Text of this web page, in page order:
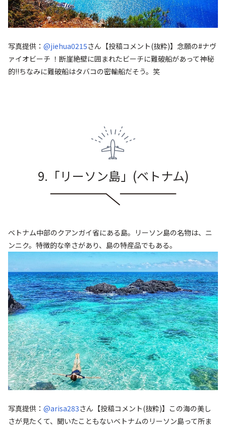
写真提供： @jiehua0215さん 【投稿コメント(抜粋)】念願の#ナヴ
ァイオビーチ ！断崖絶壁に囲まれたビーチに難破船があって神秘
的‼︎ちなみに難破船はタバコの密輸船だそう。笑
9.「リーソン島」 (ベトナム)
ベトナム中部のクアンガイ省にある島。リーソン島の名物は、ニ
ンニク。特徴的な辛さがあり、島の特産品でもある。
写真提供： @arisa283さん 【投稿コメント(抜粋)】この海の美し
さが見たくて、聞いたこともないベトナムのリーソン島って所ま